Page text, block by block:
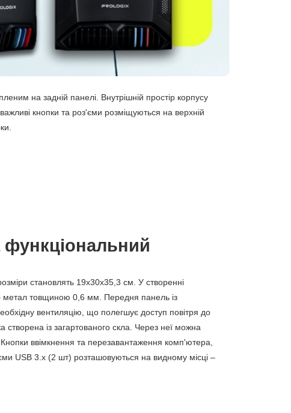
на задній панелі. Внутрішній простір корпусу
важливі кнопки та роз'єми розміщуються на верхній
становлять 19х30х35,3 см. У створенні
метал товщиною 0,6 мм. Передня панель із
вентиляцію, що полегшує доступ повітря до
створена із загартованого скла. Через неї можна
Кнопки ввімкнення та перезавантаження комп'ютера,
USB 3.х (2 шт) розташовуються на видному місці –